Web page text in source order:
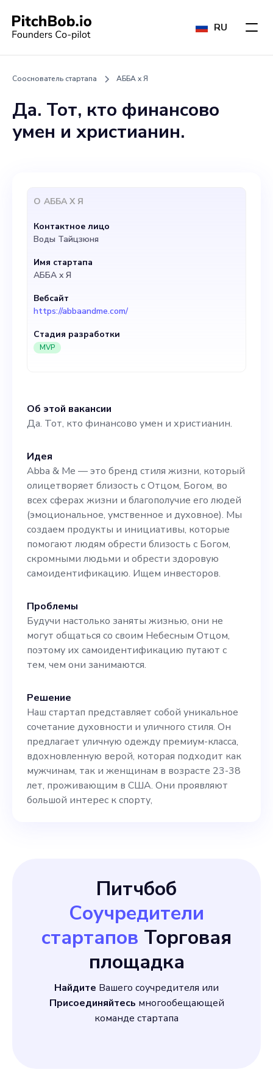
RU
Сооснователь стартапа АББА x Я
Да. Тот, кто финансово
умен и христианин.
Об этой вакансии
Да. Тот, кто финансово умен и христианин.
Идея
Abba & Me — это бренд стиля жизни, который
олицетворяет близость с Отцом, Богом, во
всех сферах жизни и благополучие его людей
(эмоциональное, умственное и духовное). Мы
создаем продукты и инициативы, которые
помогают людям обрести близость с Богом,
скромными людьми и обрести здоровую
самоидентификацию. Ищем инвесторов.
Проблемы
Будучи настолько заняты жизнью, они не
могут общаться со своим Небесным Отцом,
поэтому их самоидентификацию путают с
тем, чем они занимаются.
Решение
Наш стартап представляет собой уникальное
сочетание духовности и уличного стиля. Он
предлагает уличную одежду премиум-класса,
вдохновленную верой, которая подходит как
мужчинам, так и женщинам в возрасте 23-38
лет, проживающим в США. Они проявляют
большой интерес к спорту,
О АББА X Я
Контактное лицо
Воды Тайцзюня
Имя стартапа
АББА x Я
Вебсайт
https://abbaandme.com/
Стадия разработки
MVP
Питчбоб
Соучредители
стартапов Торговая
площадка
Найдите Вашего соучредителя или
Присоединяйтесь многообещающей
команде стартапа